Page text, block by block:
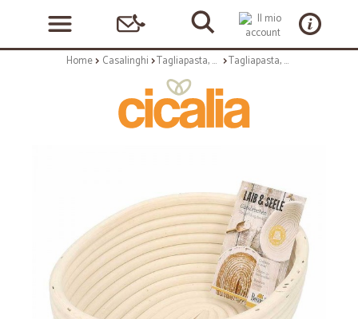
Home Casalinghi Tagliapasta, stampini e utensili impasto Tagliapasta, stampini e utensili impasto: Cesto per lievitazione pane rattan 24x18